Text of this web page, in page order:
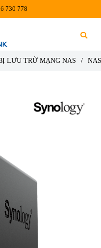
730 778
LƯU TRỮ MẠNG NAS /